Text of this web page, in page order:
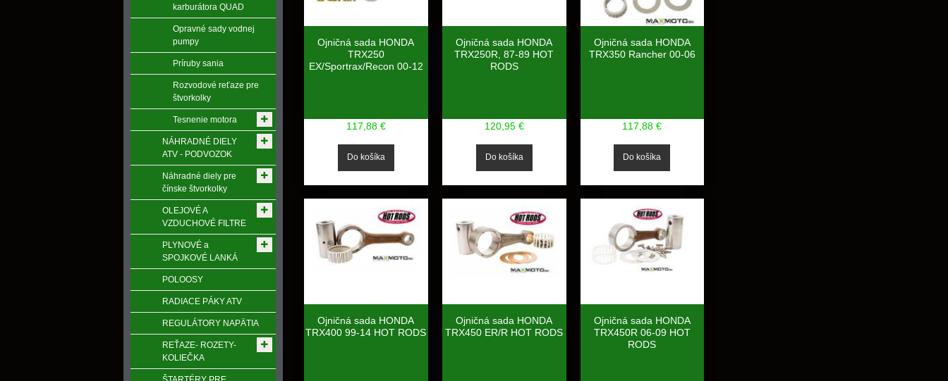
Ojničná sada HONDA
TRX250
EX/Sportrax/Recon 00-12
117,88 €
Ojničná sada HONDA
TRX250R, 87-89 HOT
RODS
120,95 €
Ojničná sada HONDA
TRX350 Rancher 00-06
117,88 €
Ojničná sada HONDA
TRX400 99-14 HOT RODS
Ojničná sada HONDA
TRX450 ER/R HOT RODS
Ojničná sada HONDA
TRX450R 06-09 HOT
RODS
karburátora QUAD
Opravné sady vodnej
pumpy
Príruby sania
Rozvodové reťaze pre
štvorkolky
Tesnenie motora
NÁHRADNÉ DIELY
ATV - PODVOZOK
Náhradné diely pre
čínske štvorkolky
OLEJOVÉ A
VZDUCHOVÉ FILTRE
PLYNOVÉ a
SPOJKOVÉ LANKÁ
POLOOSY
RADIACE PÁKY ATV
REGULÁTORY NAPӒTIA
REŤAZE- ROZETY-
KOLIEČKA